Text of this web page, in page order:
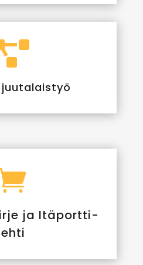

ja Itäportti-